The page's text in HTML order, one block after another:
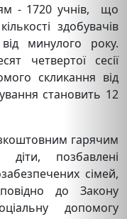
- 1720 учнів, що
здобувачів
минулого року.
четвертої сесії
скликання від
становить 12
гарячим
діти, позбавлені
сімей,
до Закону
допомогу